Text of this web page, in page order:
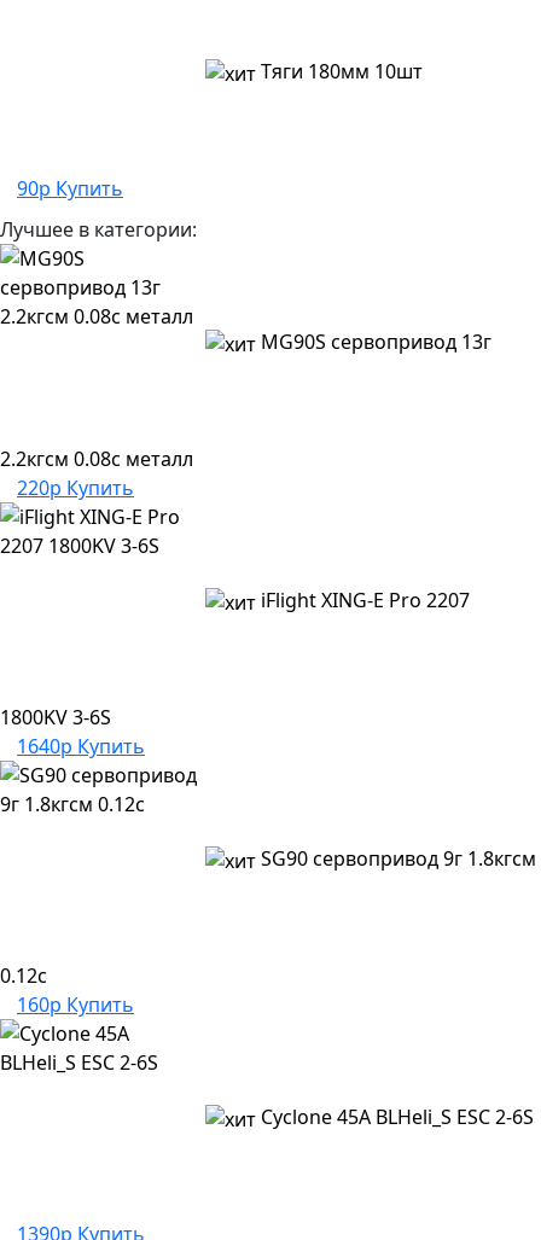
Тяги 180мм 10шт
90р Купить
Лучшее в категории:
MG90S сервопривод 13г
2.2кгсм 0.08с металл
220р Купить
iFlight XING-E Pro 2207
1800KV 3-6S
1640р Купить
SG90 сервопривод 9г 1.8кгсм
0.12с
160р Купить
Cyclone 45A BLHeli_S ESC 2-6S
1390р Купить